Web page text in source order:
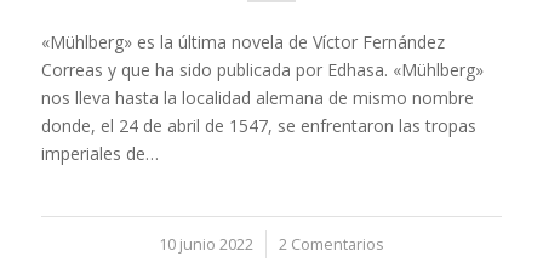
«Mühlberg» es la última novela de Víctor Fernández
Correas y que ha sido publicada por Edhasa. «Mühlberg»
nos lleva hasta la localidad alemana de mismo nombre
donde, el 24 de abril de 1547, se enfrentaron las tropas
imperiales de…
10 junio 2022
/ 2 Comentarios